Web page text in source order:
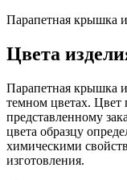
Парапетная крышка
Цвета
Парапетная крышка
темном цветах. Цвет
представленному
цвета образцу
химическими
изготовления.